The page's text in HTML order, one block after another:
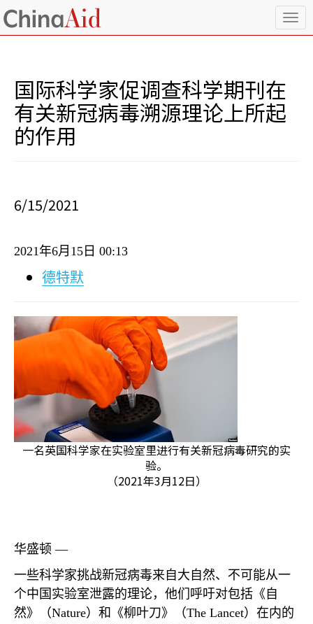
T
o
国际科学家促调查科学期刊在
有关新冠病毒溯源理论上所起
的作用
6/15/2021
2021年6月 15 日 00:13
德特默
一名英国科学家在实验室里进行有关新冠病毒研究的实
验。
（2021年3月12日）
华盛顿 —
一些科学家挑战新冠病毒来自大自然、不可能从一
个中国实验室泄露的理论，他们呼吁对包括《自
然》（Nature）和《柳叶刀》（The Lancet）在内的